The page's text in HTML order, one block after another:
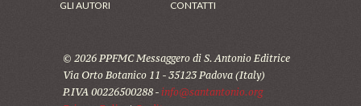
GLI AUTORI
CONTATTI
© 2026 PPFMC Messaggero di S. Antonio Editrice
Via Orto Botanico 11 - 35123 Padova (Italy)
P.IVA 00226500288 - info@santantonio.org